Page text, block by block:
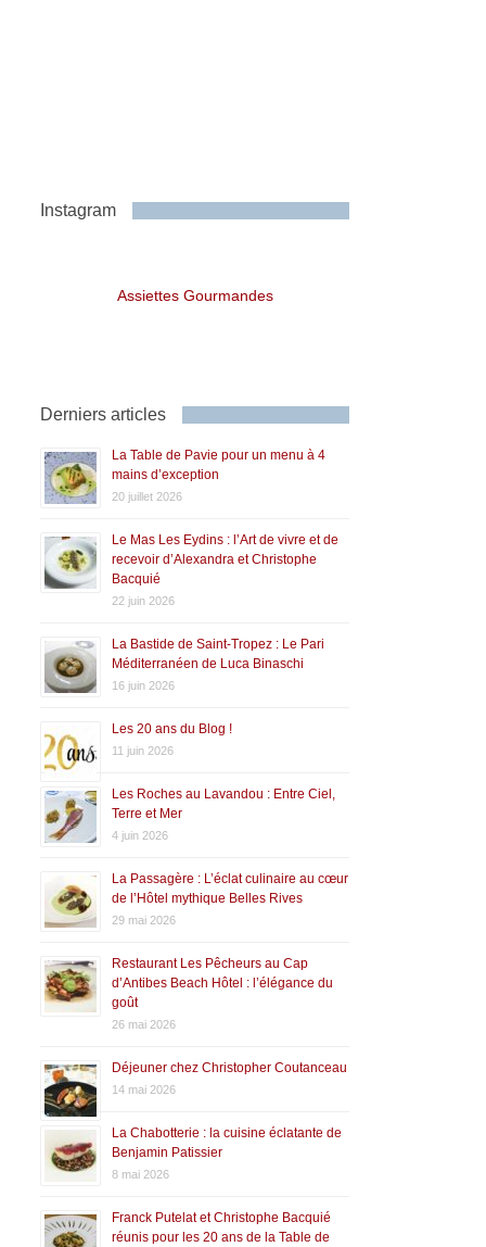
Instagram
Assiettes Gourmandes
Derniers articles
La Table de Pavie pour un menu à 4
mains d’exception
20 juillet 2026
Le Mas Les Eydins : l’Art de vivre et de
recevoir d’Alexandra et Christophe
Bacquié
22 juin 2026
La Bastide de Saint-Tropez : Le Pari
Méditerranéen de Luca Binaschi
16 juin 2026
Les 20 ans du Blog !
11 juin 2026
Les Roches au Lavandou : Entre Ciel,
Terre et Mer
4 juin 2026
La Passagère : L’éclat culinaire au cœur
de l’Hôtel mythique Belles Rives
29 mai 2026
Restaurant Les Pêcheurs au Cap
d’Antibes Beach Hôtel : l’élégance du
goût
26 mai 2026
Déjeuner chez Christopher Coutanceau
14 mai 2026
La Chabotterie : la cuisine éclatante de
Benjamin Patissier
8 mai 2026
Franck Putelat et Christophe Bacquié
réunis pour les 20 ans de la Table de